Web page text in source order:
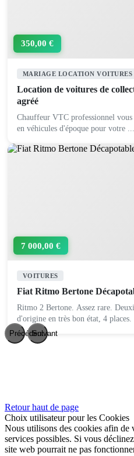
350,00 €
MARIAGE LOCATION VOITURES
Location de voitures de
agréé
Chauffeur VTC professionnel vous
en véhicules d'époque pour votre ...
7 000,00 €
VOITURES
Fiat Ritmo Bertone
Ritmo 2 Bertone. Assez rare.
d'origine en très bon état, 4 places.
PrécédentSuivant
Retour haut de page
Choix utilisateur pour les Cookies
Nous utilisons des cookies afin de
services possibles. Si vous
site web pourrait ne pas